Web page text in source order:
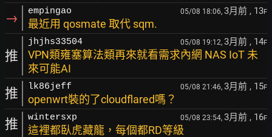
→ empingao 05/08 18:06, 3月前 , 13F
最近用 qosmate 取代 sqm.
推
jhjhs33504 05/08 19:12, 3月前 , 14F
VPN類雍塞算法類再來就看需求內網 NAS IoT 未
來可能AI
推 lk86jeff 05/08 21:46, 3月前 , 15F
openwrt裝的了cloudflared嗎？
推 wintersxp 05/08 23:54, 3月前 , 16F
這裡都臥虎藏龍，每個都RD等級